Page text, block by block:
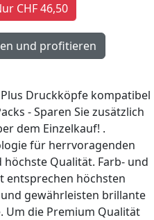
CHF 46,50
Plus Druckköpfe kompatibel
- Sparen Sie zusätzlich
dem Einzelkauf! .
für herrvoragenden
höchste Qualität. Farb- und
entsprechen höchsten
gewährleisten brillante
Um die Premium Qualität